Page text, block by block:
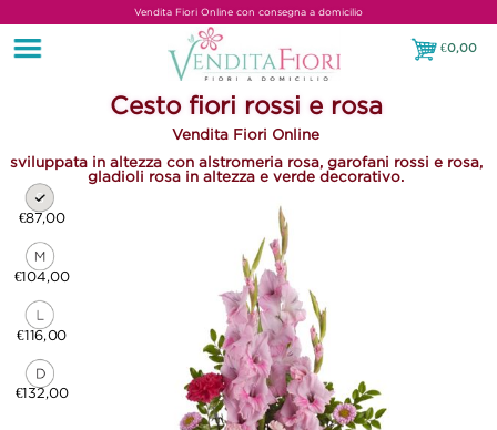
Vendita Fiori Online con consegna a domicilio
€0,00
€0,00
Cesto fiori rossi e rosa
Vendita Fiori Online
sviluppata in altezza con alstromeria rosa, garofani rossi e rosa,
gladioli rosa in altezza e verde decorativo.
€87,00
€104,00
€116,00
€132,00